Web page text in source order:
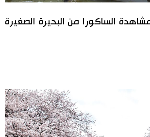
الساكورا من البحيرة الصغيرة